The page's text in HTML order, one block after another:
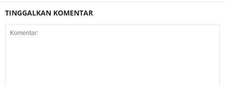
TINGGALKAN KOMENTAR